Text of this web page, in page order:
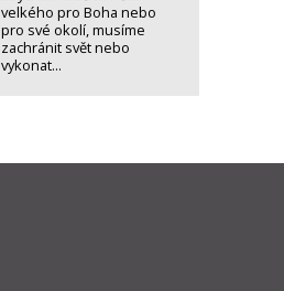
velkého pro Boha nebo
pro své okolí, musíme
zachránit svět nebo
vykonat...